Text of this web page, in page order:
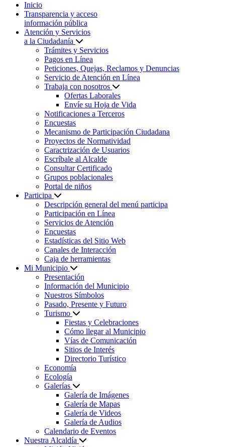
Inicio
Transparencia y acceso
información pública
Atención y Servicios
a la Ciudadanía
Trámites y Servicios
Pagos en Línea
Peticiones, Quejas, Reclamos y Denuncias
Servicio de Atención en Línea
Trabaja con nosotros
Ofertas Laborales
Envíe su Hoja de Vida
Notificaciones a Terceros
Encuestas
Mecanismo de Participación Ciudadana
Proyectos de Normatividad
Caractrización de Usuarios
Escríbale al Alcalde
Consultar Certificado
Grupos poblacionales
Portal de niños
Participa
Descripción general del menú participa
Participación en Línea
Servicios de Atención
Encuestas
Estadísticas del Sitio Web
Canales de Interacción
Caja de herramientas
Mi Municipio
Presentación
Información del Municipio
Nuestros Símbolos
Pasado, Presente y Futuro
Turismo
Fiestas y Celebraciones
Cómo llegar al Municipio
Vías de Comunicación
Sitios de Interés
Directorio Turístico
Economía
Ecología
Galerías
Galería de Imágenes
Galería de Mapas
Galería de Videos
Galería de Audios
Calendario de Eventos
Nuestra Alcaldía